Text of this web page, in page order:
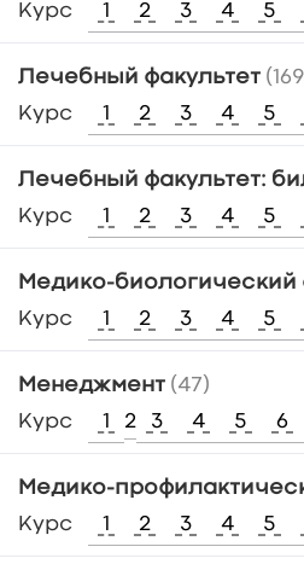
Курс
1 2 3 4 5
Лечебный факультет
Курс
1 2 3 4 5
Лечебный факультет:
Курс
1 2 3 4 5
Медико-биологический
Курс
1 2 3 4 5
Менеджмент (47)
Курс
1 2 3 4 5 6
Медико-
Курс
1 2 3 4 5